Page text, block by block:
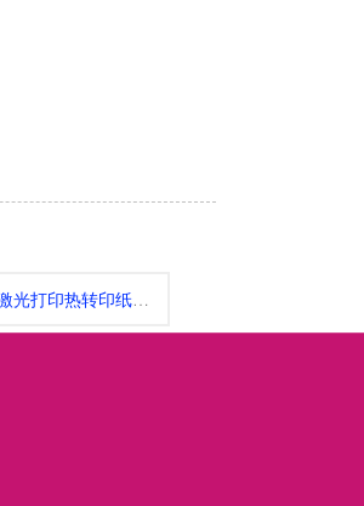
转印纸（TWL-300R)